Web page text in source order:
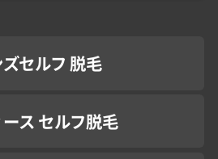
セルフ 脱毛
ス セルフ脱毛